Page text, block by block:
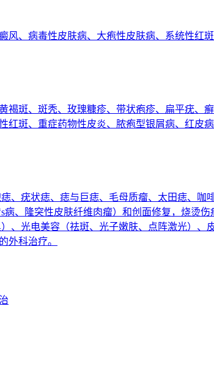
、病毒性皮肤病、大疱性皮肤病、系统性红
斑、斑秃、玫瑰糠疹、带状疱疹、扁平疣、
斑、重症药物性皮炎、脓疱型银屑病、红皮
疣状痣、痣与巨痣、毛母质瘤、太田痣、咖
、隆突性皮肤纤维肉瘤）和创面修复，烧烫
、光电美容（祛斑、光子嫩肤、点阵激光）、
外科治疗。